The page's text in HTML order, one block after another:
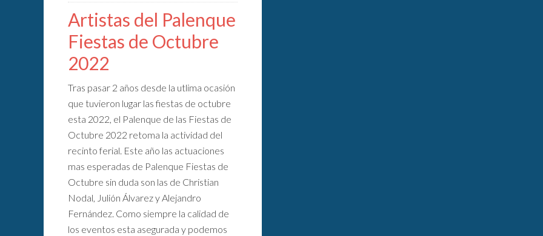
Artistas del Palenque
Fiestas de Octubre
2022
Tras pasar 2 años desde la utlima ocasión
que tuvieron lugar las fiestas de octubre
esta 2022, el Palenque de las Fiestas de
Octubre 2022 retoma la actividad del
recinto ferial. Este año las actuaciones
mas esperadas de Palenque Fiestas de
Octubre sin duda son las de Christian
Nodal, Julión Álvarez y Alejandro
Fernández. Como siempre la calidad de
los eventos esta asegurada y podemos